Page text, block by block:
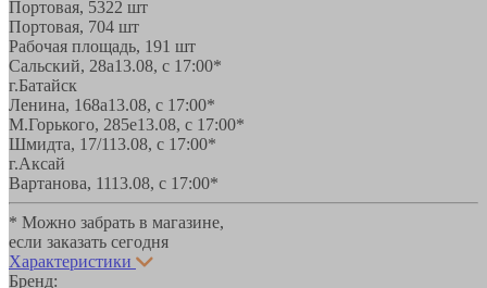
Портовая, 5322 шт
Портовая, 704 шт
Рабочая площадь, 191 шт
Сальский, 28a13.08, с 17:00*
г.Батайск
Ленина, 168а13.08, с 17:00*
М.Горького, 285е13.08, с 17:00*
Шмидта, 17/113.08, с 17:00*
г.Аксай
Вартанова, 1113.08, с 17:00*
* Можно забрать в магазине,
если заказать сегодня
Характеристики
Бренд: